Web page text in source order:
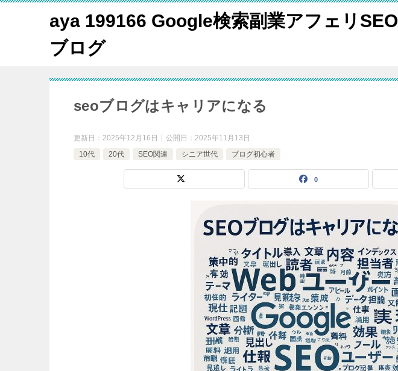
aya 199166 Google検索副業アフェリSEO
ブログ
seoブログはキャリアになる
更新日： 2025年12月16日 公開日： 2025年11月13日
10代
20代 SEO関連 シニア世代 ブログ初心者
0